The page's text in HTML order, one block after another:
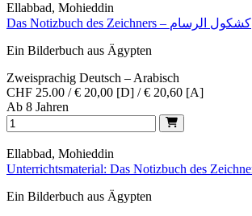
Ellabbad, Mohieddin
Das Notizbuch des Zeichners – كشكول الرسام
Ein Bilderbuch aus Ägypten
Zweisprachig Deutsch – Arabisch
CHF 25.00 / € 20,00 [D] / € 20,60 [A]
Ab 8 Jahren
Ellabbad, Mohieddin
Ein Bilderbuch aus Ägypten